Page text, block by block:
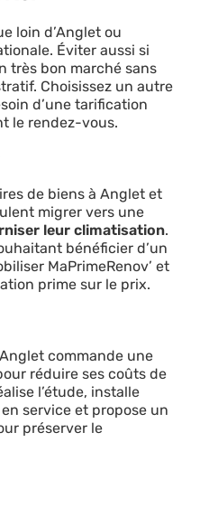
loin d’Anglet ou
Éviter aussi si
très bon marché sans
Choisissez un autre
d’une tarification
le rendez-vous.
de biens à Anglet et
migrer vers une
leur climatisation.
bénéficier d’un
MaPrimeRenov’ et
prime sur le prix.
commande une
réduire ses coûts de
l’étude, installe
service et propose un
préserver le